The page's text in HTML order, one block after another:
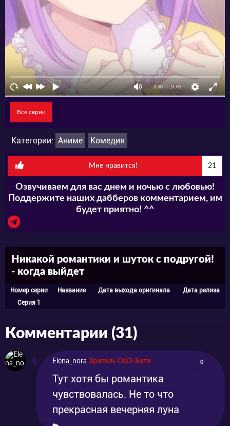
Все серии
Категории: Аниме Комедия
Мне нравится! 21
Озвучиваем для вас днем и ночью с любовью!
Поддержите наших дабберов комментарием, им
будет приятно! ^^
Никакой романтики и шуток с подругой!
- когда выйдет
Номер серии Название Дата выхода оригинала
Дата релиза
Серия 1
Комментарии (31)
Elena_nora Зритель OLD-Батя 0
Тут хотя бы романтика
чувствовалась. Не то что
прекрасная вечерняя луна